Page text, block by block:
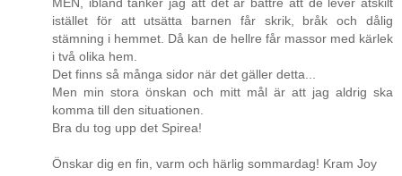
MEN, ibland tänker jag att det är bättre att de lever åtskilt
istället för att utsätta barnen får skrik, bråk och dålig
stämning i hemmet. Då kan de hellre får massor med kärlek
i två olika hem.
Det finns så många sidor när det gäller detta...
Men min stora önskan och mitt mål är att jag aldrig ska
komma till den situationen.
Bra du tog upp det Spirea!
Önskar dig en fin, varm och härlig sommardag! Kram Joy